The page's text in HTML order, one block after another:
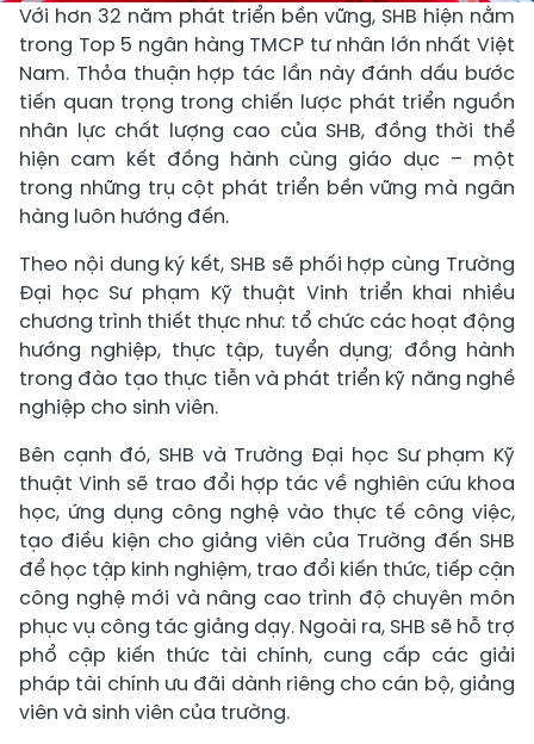
Với hơn 32 năm phát triển bền vững, SHB hiện nằm
trong Top 5 ngân hàng TMCP tư nhân lớn nhất Việt
Nam. Thỏa thuận hợp tác lần này đánh dấu bước
tiến quan trọng trong chiến lược phát triển nguồn
nhân lực chất lượng cao của SHB, đồng thời thể
hiện cam kết đồng hành cùng giáo dục – một
trong những trụ cột phát triển bền vững mà ngân
hàng luôn hướng đến.
Theo nội dung ký kết, SHB sẽ phối hợp cùng Trường
Đại học Sư phạm Kỹ thuật Vinh triển khai nhiều
chương trình thiết thực như: tổ chức các hoạt động
hướng nghiệp, thực tập, tuyển dụng; đồng hành
trong đào tạo thực tiễn và phát triển kỹ năng nghề
nghiệp cho sinh viên.
Bên cạnh đó, SHB và Trường Đại học Sư phạm Kỹ
thuật Vinh sẽ trao đổi hợp tác về nghiên cứu khoa
học, ứng dụng công nghệ vào thực tế công việc,
tạo điều kiện cho giảng viên của Trường đến SHB
để học tập kinh nghiệm, trao đổi kiến thức, tiếp cận
công nghệ mới và nâng cao trình độ chuyên môn
phục vụ công tác giảng dạy. Ngoài ra, SHB sẽ hỗ trợ
phổ cập kiến thức tài chính, cung cấp các giải
pháp tài chính ưu đãi dành riêng cho cán bộ, giảng
viên và sinh viên của trường.